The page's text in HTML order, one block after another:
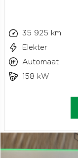
35 925 km
Elekter
Automaat
158 kW